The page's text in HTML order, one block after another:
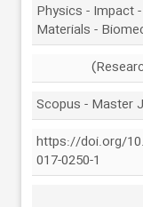
Physics - Impact
Materials -
Scopus - Master
https://doi.org/
017-0250-1